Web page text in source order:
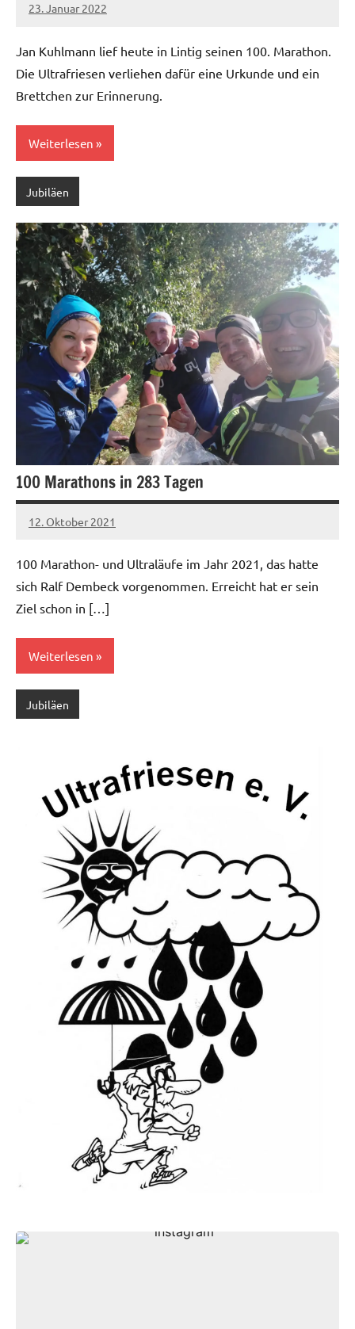
23. Januar 2022
admin
Keine
Jan Kuhlmann lief heute in Lintig seinen 100. Marathon.
Die Ultrafriesen verliehen dafür eine Urkunde und ein
Brettchen zur Erinnerung.
Weiterlesen
Jubiläen
100 Marathons in 283 Tagen
12. Oktober 2021
admin
Keine
100 Marathon- und Ultraläufe im Jahr 2021, das hatte
sich Ralf Dembeck vorgenommen. Erreicht hat er sein
Ziel schon in […]
Weiterlesen
Jubiläen